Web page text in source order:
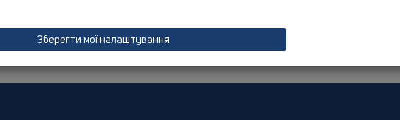
Зберегти мої налаштування